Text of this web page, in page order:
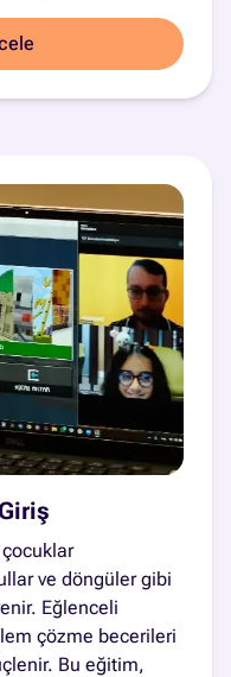
çocuklar
ve döngüler gibi
Eğlenceli
çözme becerileri
Bu eğitim,